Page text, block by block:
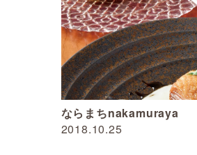
2018.10.25
ならまちnakamuraya